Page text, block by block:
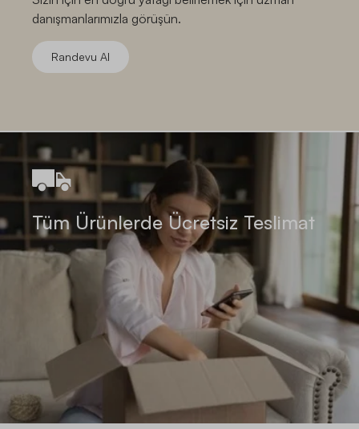
danışmanlarımızla görüşün.
Randevu Al
Tüm Ürünlerde Ücretsiz Teslimat